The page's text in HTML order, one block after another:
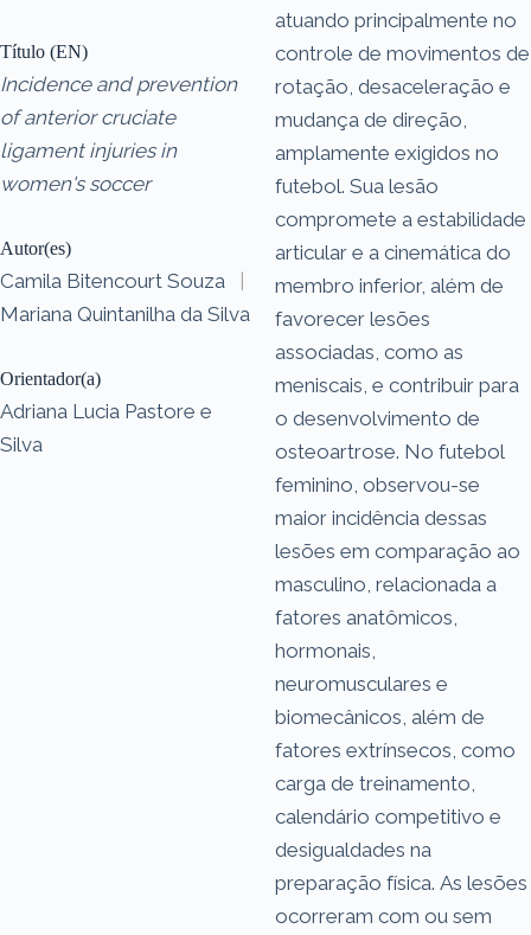
Título (EN)
Incidence and prevention
of anterior cruciate
ligament injuries in
women's soccer
Autor(es)
Camila Bitencourt Souza
|
Mariana Quintanilha da Silva
Orientador(a)
Adriana Lucia Pastore e
Silva
atuando principalmente no
controle de movimentos de
rotação, desaceleração e
mudança de direção,
amplamente exigidos no
futebol. Sua lesão
compromete a estabilidade
articular e a cinemática do
membro inferior, além de
favorecer lesões
associadas, como as
meniscais, e contribuir para
o desenvolvimento de
osteoartrose. No futebol
feminino, observou-se
maior incidência dessas
lesões em comparação ao
masculino, relacionada a
fatores anatômicos,
hormonais,
neuromusculares e
biomecânicos, além de
fatores extrínsecos, como
carga de treinamento,
calendário competitivo e
desigualdades na
preparação física. As lesões
ocorreram com ou sem